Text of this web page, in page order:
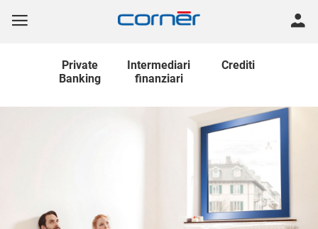
Private
Banking
Intermediari
finanziari
Crediti